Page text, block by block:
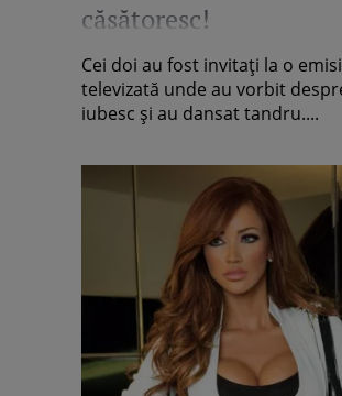
căsătoresc!
Cei doi au fost invitaţi la o
televizată unde au vorbit
iubesc şi au dansat tandru....